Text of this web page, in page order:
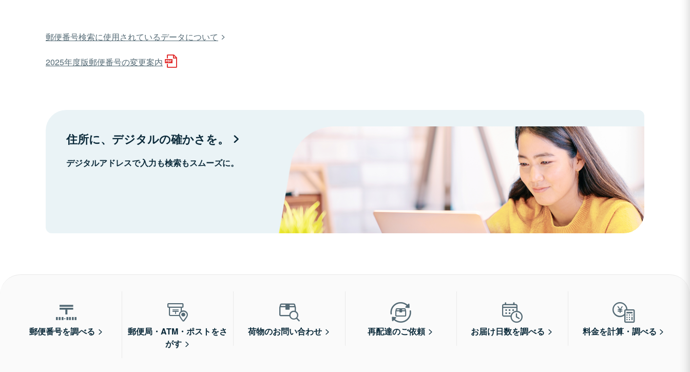
郵便番号検索に使用されているデータについて
2025年度版郵便番号の変更案内
住所に、デジタルの確かさを。
デジタルアドレスで入力も検索もスムーズに。
郵便番号を調べる
郵便局・ATM・ポストをさ
がす
荷物のお問い合わせ 再配達のご依頼 お届け日数を調べる 料金を計算・調べる